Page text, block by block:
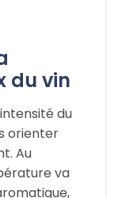
du vin
du
orienter
Au
va